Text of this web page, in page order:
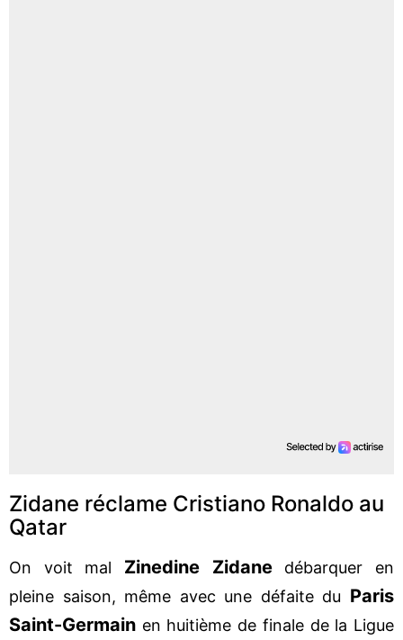
Zidane réclame Cristiano Ronaldo au
Qatar
On voit mal Zinedine Zidanedébarquer en
pleine saison, même avec une défaite du Paris
Saint-Germain en huitième de finale de la Ligue